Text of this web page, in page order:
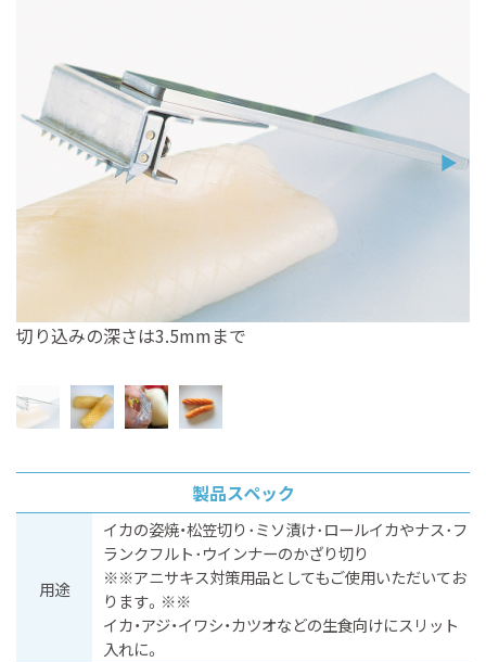
切り込みの深さは3.5mmまで
製品スペック
⽤途
イカの姿焼・松笠切り･ミソ漬け･ロールイカやナス･フ
ランクフルト･ウインナーのかざり切り
※※アニサキス対策用品としてもご使用いただいてお
ります。※※
イカ・アジ・イワシ・カツオなどの生食向けにスリット
入れに。